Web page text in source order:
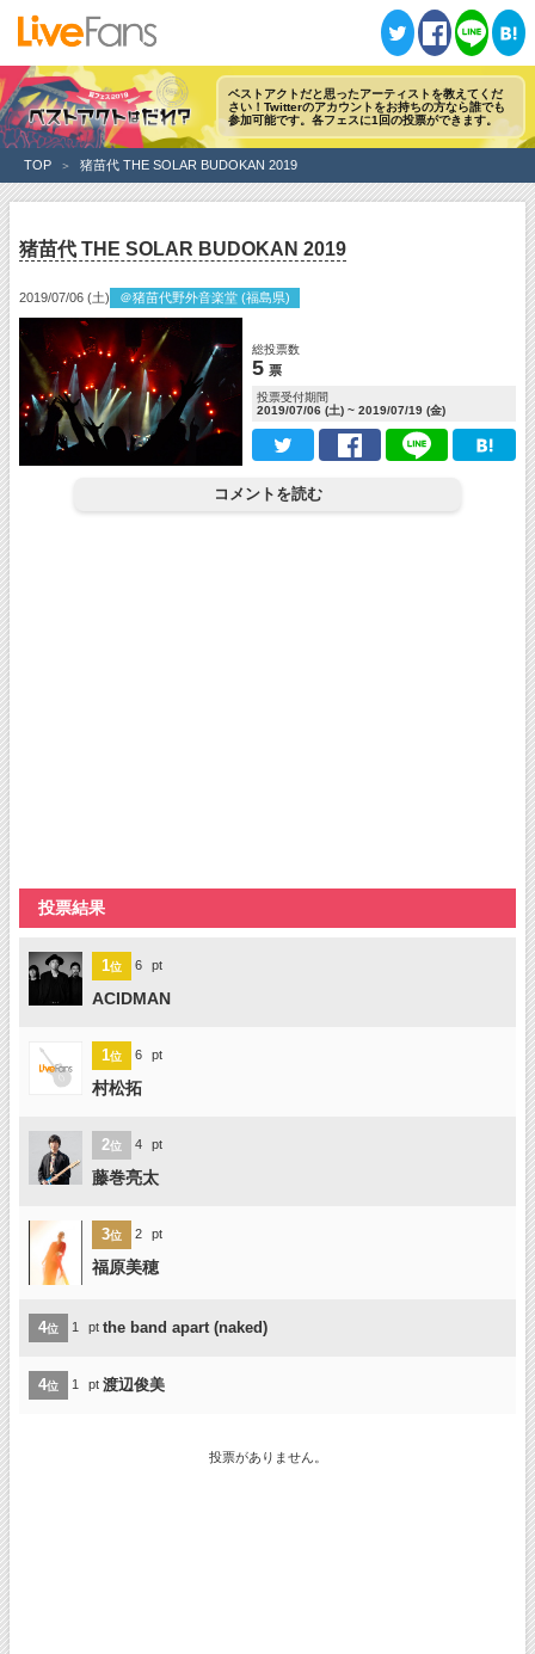
ツイートシェア 送るはてブ
ベストアクトだと思ったアーティストを教えてくだ
さい！ Twitterのアカウントをお持ちの方なら誰でも
参加可能です。各フェスに1回の投票ができます。
TOP 猪苗代 THE SOLAR BUDOKAN 2019
猪苗代 THE SOLAR BUDOKAN 2019
2019/07/06 (土) ＠猪苗代野外音楽堂 (福島県)
総投票数
5 票
投票受付期間
2019/07/06 (土) ~ 2019/07/19 (金)
コメントを読む
投票結果
1位 6 pt
ACIDMAN
1位 6 pt
村松拓
2位 4 pt
藤巻亮太
3位 2 pt
福原美穂
4位 1 pt the band apart (naked)
4位 1 pt 渡辺俊美
投票がありません。